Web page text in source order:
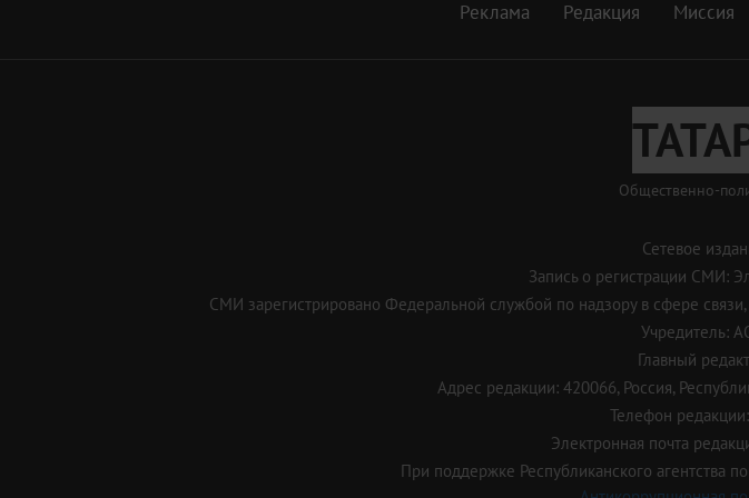
Реклама Редакция Миссия
Общественно-
Сетевое
Запись о регистрации СМИ:
СМИ зарегистрировано Федеральной службой по надзору в сфере
Учредитель:
Главный
Адрес редакции: 420066, Россия,
Телефон редакции:
Электронная почта
При поддержке Республиканского агентства